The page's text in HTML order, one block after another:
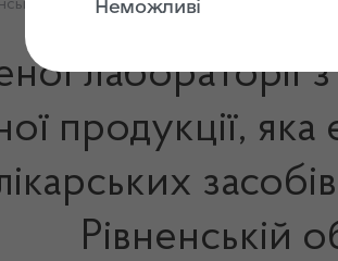
області
лабораторії
продукції,
Рівненській